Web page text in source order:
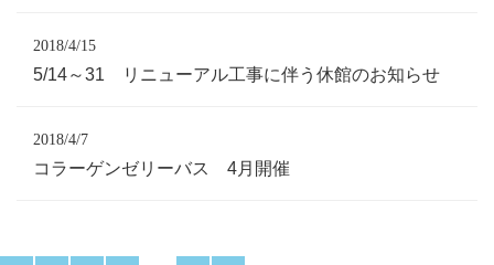
2018/4/15
5/14～31 リニューアル工事に伴う休館のお知らせ
2018/4/7
コラーゲンゼリーバス 4月開催